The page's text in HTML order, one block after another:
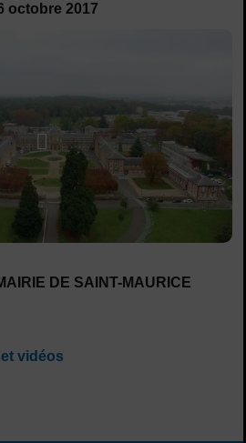
octobre 2017
Lancer la video
DE SAINT-MAURICE
vidéos